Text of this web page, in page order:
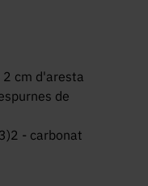
2 cm d'aresta
de
- carbonat